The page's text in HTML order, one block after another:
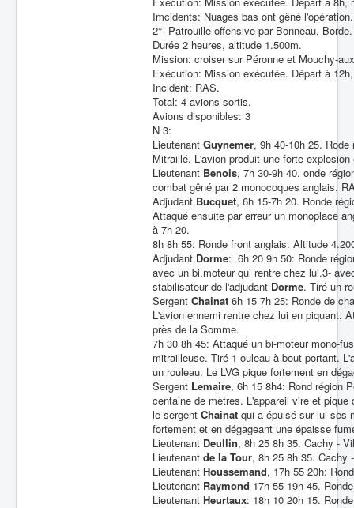
Imcidents: Nuages bas ont gêné
2°- Patrouille offensive par Bonneau, Borde.
Durée 2 heures, altitude 1.500m.
Mission: croiser sur Péronne et Mouchy-
Exécution: Mission exécutée. Départ à
Incident: RAS.
Total: 4 avions sortis.
Avions disponibles: 3
N 3:
Lieutenant Guynemer, 9h 40-10h 25.
Mitraillé. L'avion produit une forte
Lieutenant Benois, 7h 30-9h 40. onde
combat gêné par 2 monocoques anglais.
Adjudant Bucquet, 6h 15-7h 20. Ronde
Attaqué ensuite par erreur un monoplace
à 7h 20.
8h 8h 55: Ronde front anglais. Altitude
Adjudant Dorme: 6h 20 9h 50: Ronde
avec un bi.moteur qui rentre chez lui.3-
stabilisateur de l'adjudant Dorme. Tiré un
Sergent Chainat 6h 15 7h 25: Ronde de
L'avion ennemi rentre chez lui en piquant.
près de la Somme.
7h 30 8h 45: Attaqué un bi-moteur mono-
mitrailleuse. Tiré 1 ouleau à bout portant.
un rouleau. Le LVG pique fortement en
Sergent Lemaire, 6h 15 8h4: Rond région
centaine de mètres. L'appareil vire et
le sergent Chainat qui a épuisé sur lui ses
fortement et en dégageant une épaisse
Lieutenant Deullin, 8h 25 8h 35. Cachy -
Lieutenant de la Tour, 8h 25 8h 35. Cachy
Lieutenant Houssemand, 17h 55 20h:
Lieutenant Raymond 17h 55 19h 45.
Lieutenant Heurtaux: 18h 10 20h 15.